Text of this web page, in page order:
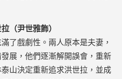
（尹世雅飾）
了戲劇性。兩人原本是夫妻，
展，他們逐漸解開誤會，重新
山決定重新追求洪世拉，並成